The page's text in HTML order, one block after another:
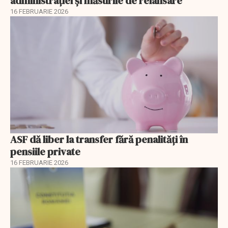
16 FEBRUARIE 2026
ASF dă liber la transfer fără penalități în
pensiile private
16 FEBRUARIE 2026